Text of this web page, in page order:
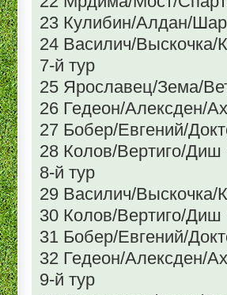
23 Кулибин/Алдан/
24 Василич/
7-й тур
25 Ярославец/Зема/
26 Гедеон/Алексден/
27 Бобер/Евгений/
28 Колов/Вертиго/
8-й тур
29 Василич/
30 Колов/Вертиго/
31 Бобер/Евгений/
32 Гедеон/Алексден/
9-й тур